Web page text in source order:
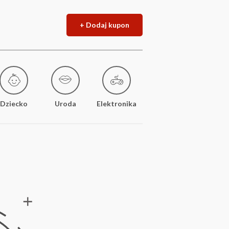
+ Dodaj kupon
Dziecko Uroda Elektronika